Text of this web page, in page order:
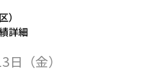
詳細
（金）